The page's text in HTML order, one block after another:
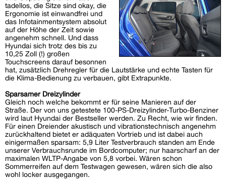
tadellos, die Sitze sind okay, die
Ergonomie ist einwandfrei und
das Infotainmentsystem absolut
auf der Höhe der Zeit sowie
angenehm schnell. Und dass
Hyundai sich trotz des bis zu
10,25 Zoll (!) großen
Touchscreens darauf besonnen
hat, zusätzlich Drehregler für die Lautstärke und echte Tasten für
die Klima-Bedienung zu verbauen, gibt Extrapunkte.
Sparsamer Dreizylinder
Gleich noch welche bekommt er für seine Manieren auf der
Straße. Der von uns getestete 100-PS-Dreizylinder-Turbo-Benziner
wird laut Hyundai der Bestseller werden. Zu Recht, wie wir finden.
Für einen Dreiender akustisch und vibrationstechnisch angenehm
zurückhaltend bietet er adäquaten Vortrieb und ist dabei auch
einigermaßen sparsam: 5,9 Liter Testverbrauch standen am Ende
unserer Verbrauchsrunde im Bordcomputer; nur haarscharf an der
maximalen WLTP-Angabe von 5,8 vorbei. Wären schon
Sommerreifen auf dem Testwagen gewesen, wären sich die also
wohl locker ausgegangen.